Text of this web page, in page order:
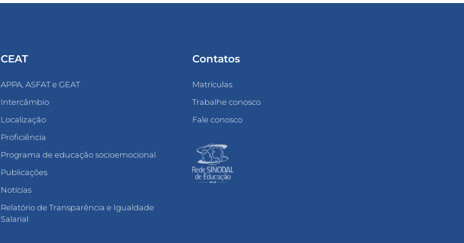
CEAT
APPA, ASFAT e GEAT
Intercâmbio
Localização
Proficiência
Programa de educação socioemocional
Publicações
Notícias
Relatório de Transparência e Igualdade
Salarial
Contatos
Matrículas
Trabalhe conosco
Fale conosco